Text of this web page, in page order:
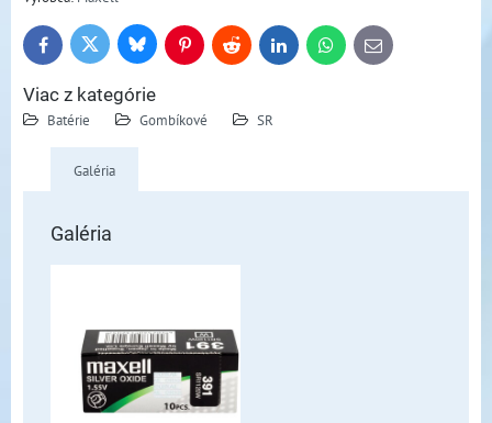
FacebookTwitter BlueskyPinterestReddit LinkedInWhatsApp
E-
mail
Viac z kategórie
Batérie Gombíkové SR
Galéria
Galéria